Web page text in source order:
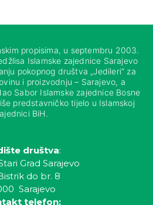
propisima, u septembru 2003.
Islamske zajednice Sarajevo
pokopnog društva „Jedileri“ za
i proizvodnju – Sarajevo, a
Sabor Islamske zajednice Bosne
predstavničko tijelo u Islamskoj
BiH.
društva:
Grad Sarajevo
do br. 8
Sarajevo
telefon: